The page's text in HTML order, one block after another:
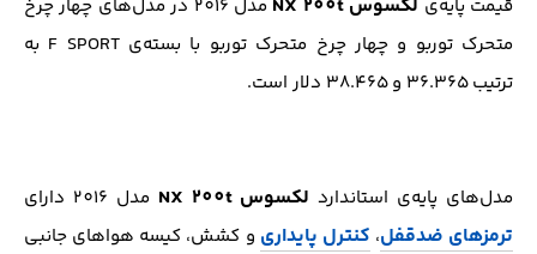
قیمت پایه‌ی لکسوس NX 200t
مدل 201۶ در مدل‌های چهار چرخ
متحرک توربو و چهار چرخ متحرک توربو با بسته‌ی F SPORT به
ترتیب ۳۶.۳۶۵ و ۳۸.۴۶۵ دلار است.
مدل‌های پایه‌ی استاندارد لکسوس NX 200t مدل 201۶ دارای
ترمزهای ضدقفل، کنترل پایداری و کشش، کیسه هواهای جانبی